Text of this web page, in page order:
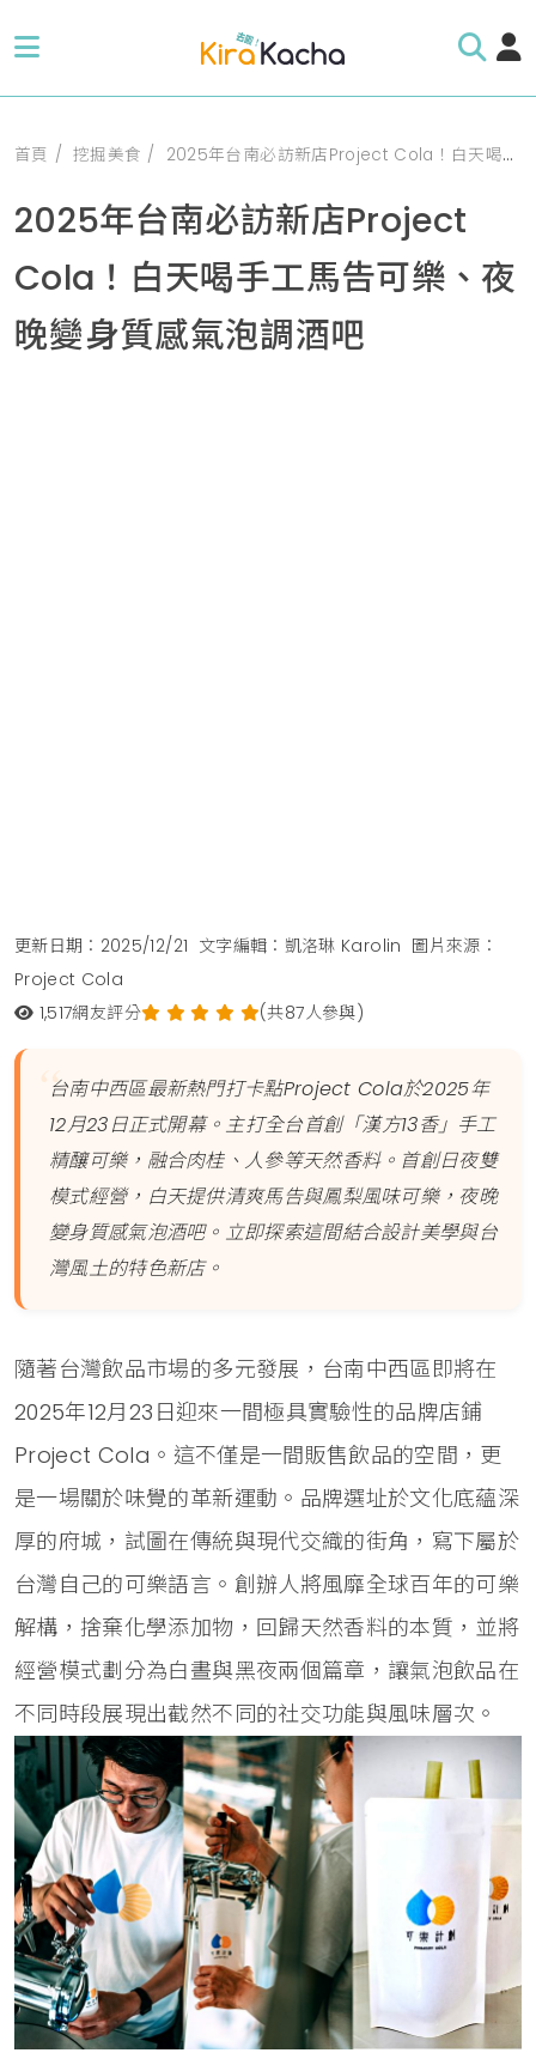
首頁 挖掘美食 2025年台南必訪新店Project Cola！白天喝手工馬告可樂、夜晚變身質感氣泡調酒吧
2025年台南必訪新店Project
Cola！白天喝手工馬告可樂、夜
晚變身質感氣泡調酒吧
更新日期：2025/12/21 文字編輯：凱洛琳 Karolin 圖片來源：
Project Cola
1,517網友評分 (共87人參與)
台南中西區最新熱門打卡點Project Cola於2025年
12月23日正式開幕。主打全台首創「漢方13香」手工
精釀可樂，融合肉桂、人參等天然香料。首創日夜雙
模式經營，白天提供清爽馬告與鳳梨風味可樂，夜晚
變身質感氣泡酒吧。立即探索這間結合設計美學與台
灣風土的特色新店。
隨著台灣飲品市場的多元發展，台南中西區即將在
2025年12月23日迎來一間極具實驗性的品牌店鋪
Project Cola。這不僅是一間販售飲品的空間，更
是一場關於味覺的革新運動。品牌選址於文化底蘊深
厚的府城，試圖在傳統與現代交織的街角，寫下屬於
台灣自己的可樂語言。創辦人將風靡全球百年的可樂
解構，捨棄化學添加物，回歸天然香料的本質，並將
經營模式劃分為白晝與黑夜兩個篇章，讓氣泡飲品在
不同時段展現出截然不同的社交功能與風味層次。